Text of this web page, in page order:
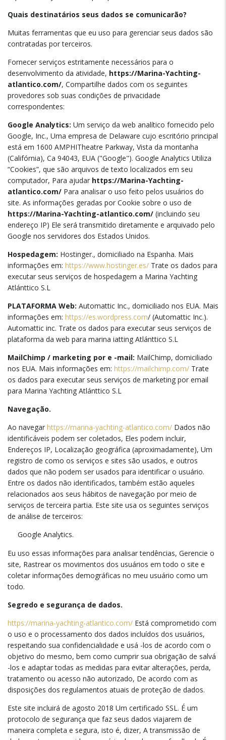
Quais destinatários seus dados se comunicarão?
Muitas ferramentas que eu uso para gerenciar seus dados são
contratadas por terceiros.
Fornecer serviços estritamente necessários para o
desenvolvimento da atividade, https://Marina-Yachting-
atlantico.com/, Compartilhe dados com os seguintes
provedores sob suas condições de privacidade
correspondentes:
Google Analytics: Um serviço da web analítico fornecido pelo
Google, Inc., Uma empresa de Delaware cujo escritório principal
está em 1600 AMPHITheatre Parkway, Vista da montanha
(Califórnia), Ca 94043, EUA ("Google"). Google Analytics Utiliza
“Cookies”, que são arquivos de texto localizados em seu
computador, Para ajudar https://Marina-Yachting-
atlantico.com/ Para analisar o uso feito pelos usuários do
site. As informações geradas por Cookie sobre o uso de
https://Marina-Yachting-atlantico.com/ (incluindo seu
endereço IP) Ele será transmitido diretamente e arquivado pelo
Google nos servidores dos Estados Unidos.
Hospedagem: Hostinger., domiciliado na Espanha. Mais
informações em: https://www.hostinger.es/ Trate os dados para
executar seus serviços de hospedagem a Marina Yachting
Atlánttico S.L
PLATAFORMA Web: Automattic Inc., domiciliado nos EUA. Mais
informações em: https://es.wordpress.com/ (Automattic Inc.).
Automattic inc. Trate os dados para executar seus serviços de
plataforma da web para marina iatting Atlánttico S.L
MailChimp / marketing por e -mail: MailChimp, domiciliado
nos EUA. Mais informações em: https://mailchimp.com/ Trate
os dados para executar seus serviços de marketing por email
para Marina Yachting Atlánttico S.L
Navegação.
Ao navegar https://marina-yachting-atlantico.com/ Dados não
identificáveis podem ser coletados, Eles podem incluir,
Endereços IP, Localização geográfica (aproximadamente), Um
registro de como os serviços e sites são usados, e outros
dados que não podem ser usados para identificar o usuário.
Entre os dados não identificados, também estão aqueles
relacionados aos seus hábitos de navegação por meio de
serviços de terceira partia. Este site usa os seguintes serviços
de análise de terceiros:
Google Analytics.
Eu uso essas informações para analisar tendências, Gerencie o
site, Rastrear os movimentos dos usuários em todo o site e
coletar informações demográficas no meu usuário como um
todo.
Segredo e segurança de dados.
https://marina-yachting-atlantico.com/ Está comprometido com
o uso e o processamento dos dados incluídos dos usuários,
respeitando sua confidencialidade e usá -los de acordo com o
objetivo do mesmo, bem como cumprir sua obrigação de salvá
-los e adaptar todas as medidas para evitar alterações, perda,
tratamento ou acesso não autorizado, De acordo com as
disposições dos regulamentos atuais de proteção de dados.
Este site incluirá de agosto 2018 Um certificado SSL. É um
protocolo de segurança que faz seus dados viajarem de
maneira completa e segura, isto é, dizer, A transmissão de